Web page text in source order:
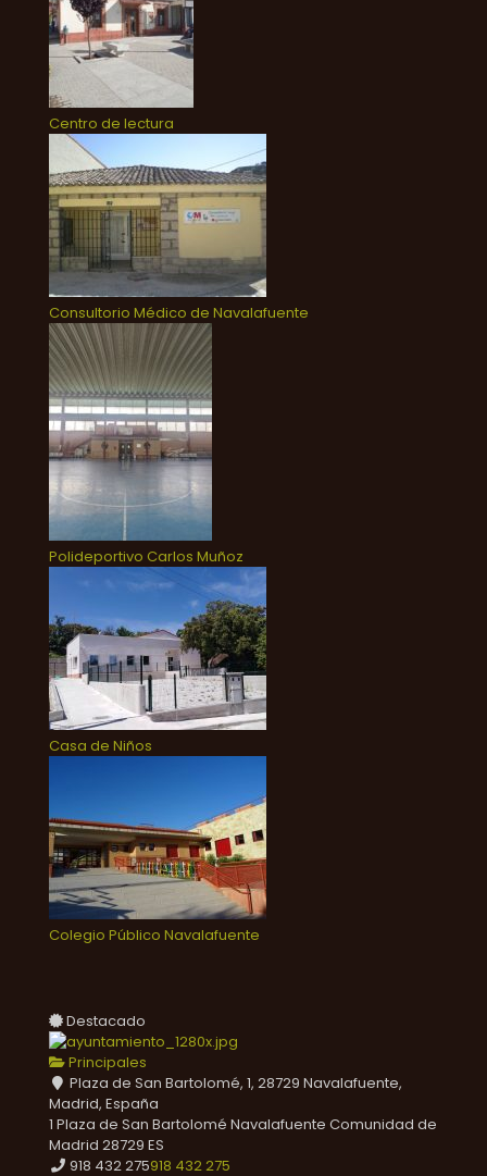
Centro de lectura
Consultorio Médico de Navalafuente
Polideportivo Carlos Muñoz
Casa de Niños
Colegio Público Navalafuente
Destacado
Principales
Plaza de San Bartolomé, 1, 28729 Navalafuente,
Madrid, España
1 Plaza de San Bartolomé Navalafuente Comunidad de
Madrid 28729 ES
918 432 275918 432 275